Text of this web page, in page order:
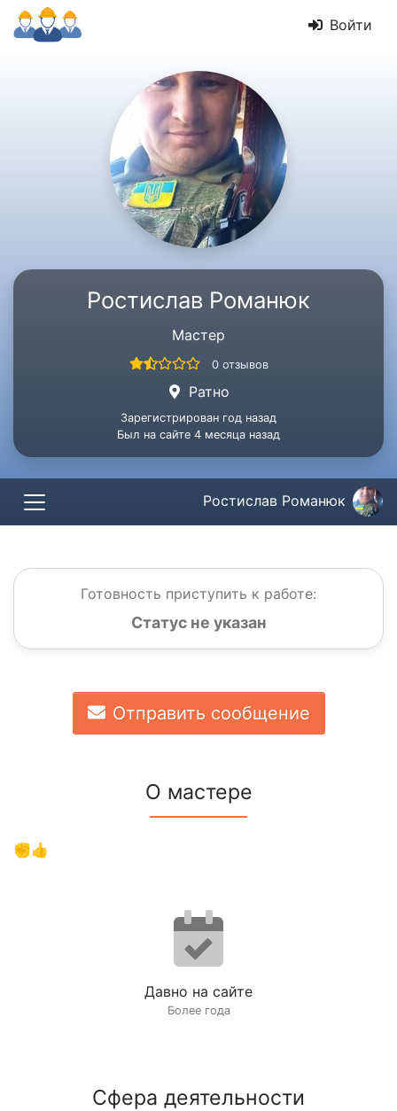
Войти
Ростислав Романюк
Мастер
0 отзывов
Ратно
Зарегистрирован год назад
Был на сайте 4 месяца назад
Ростислав Романюк
Готовность приступить к работе:
Статус не указан
Отправить сообщение
О мастере
✊👍
Давно на сайте
Более года
Сфера деятельности